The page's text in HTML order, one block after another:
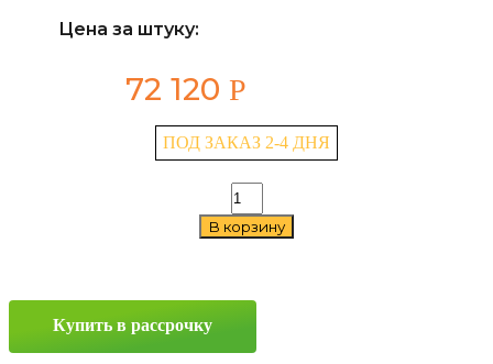
Цена за штуку:
72 120 Р
ПОД ЗАКАЗ 2-4 ДНЯ
Количество
товара
NorTec
R38
В корзину
Купить в рассрочку